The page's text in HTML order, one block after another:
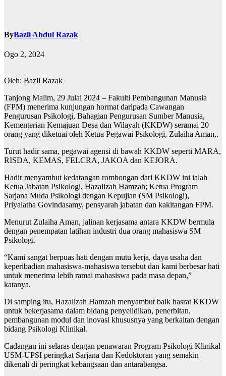
ByBazli Abdul Razak
Ogo 2, 2024
Oleh: Bazli Razak
Tanjong Malim, 29 Julai 2024 – Fakulti Pembangunan Manusia
(FPM) menerima kunjungan hormat daripada Cawangan
Pengurusan Psikologi, Bahagian Pengurusan Sumber Manusia,
Kementerian Kemajuan Desa dan Wilayah (KKDW) seramai 20
orang yang diketuai oleh Ketua Pegawai Psikologi, Zulaiha Aman,.
Turut hadir sama, pegawai agensi di bawah KKDW seperti MARA,
RISDA, KEMAS, FELCRA, JAKOA dan KEJORA.
Hadir menyambut kedatangan rombongan dari KKDW ini ialah
Ketua Jabatan Psikologi, Hazalizah Hamzah; Ketua Program
Sarjana Muda Psikologi dengan Kepujian (SM Psikologi),
Priyalatha Govindasamy, pensyarah jabatan dan kakitangan FPM.
Menurut Zulaiha Aman, jalinan kerjasama antara KKDW bermula
dengan penempatan latihan industri dua orang mahasiswa SM
Psikologi.
“Kami sangat berpuas hati dengan mutu kerja, daya usaha dan
keperibadian mahasiswa-mahasiswa tersebut dan kami berbesar hati
untuk menerima lebih ramai mahasiswa pada masa depan,”
katanya.
Di samping itu, Hazalizah Hamzah menyambut baik hasrat KKDW
untuk bekerjasama dalam bidang penyelidikan, penerbitan,
pembangunan modul dan inovasi khususnya yang berkaitan dengan
bidang Psikologi Klinikal.
Cadangan ini selaras dengan penawaran Program Psikologi Klinikal
USM-UPSI peringkat Sarjana dan Kedoktoran yang semakin
dikenali di peringkat kebangsaan dan antarabangsa.